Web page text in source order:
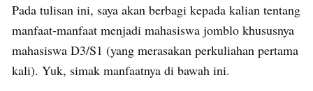
Pada tulisan ini, saya akan berbagi kepada kalian tentang
manfaat-manfaat menjadi mahasiswa jomblo khususnya
mahasiswa D3/S1 (yang merasakan perkuliahan pertama
kali). Yuk, simak manfaatnya di bawah ini.